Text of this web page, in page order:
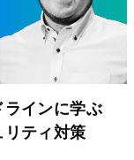
ラインに学ぶ
リティ対策